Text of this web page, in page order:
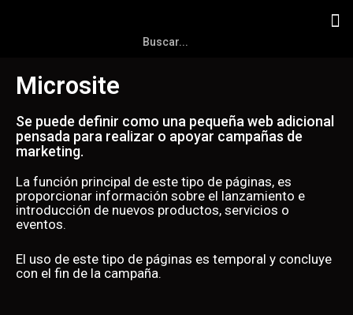
Microsite
Se puede definir como una pequeña web adicional
pensada para realizar o apoyar campañas de
marketing.
La función principal de este tipo de páginas, es
proporcionar información sobre el lanzamiento e
introducción de nuevos productos, servicios o
eventos.
El uso de este tipo de páginas es temporal y concluye
con el fin de la campaña.